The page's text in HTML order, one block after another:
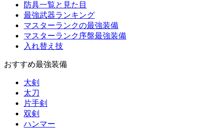
防具一覧と見た目
最強武器ランキング
マスターランクの最強装備
マスターランク序盤最強装備
入れ替え技
おすすめ最強装備
大剣
太刀
片手剣
双剣
ハンマー